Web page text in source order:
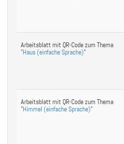
Arbeitsblatt mit QR-Code zum Thema
"Haus (einfache Sprache)"
Arbeitsblatt mit QR-Code zum Thema
"Himmel (einfache Sprache)"